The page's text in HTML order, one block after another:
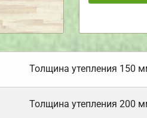
Толщина утепления 150
Толщина утепления 200